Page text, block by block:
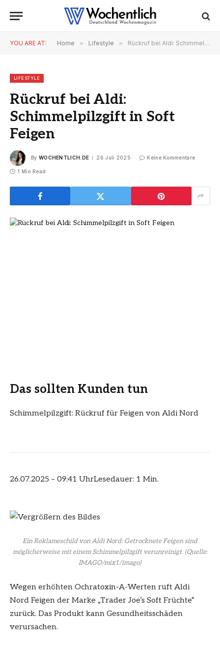
YOU ARE AT: Home » Lifestyle » Rückruf bei Aldi: Schimmelpilzgift in Soft Feigen
LIFESTYLE
Rückruf bei Aldi:
Schimmelpilzgift in Soft
Feigen
By WOCHENTLICH.DE 26 Juli 2025 Keine Kommentare
1 Min Read
Das sollten Kunden tun
Schimmelpilzgift: Rückruf für Feigen von Aldi Nord
26.07.2025 – 09:41 UhrLesedauer: 1 Min.
Ein Reklameschild von Aldi Nord: Getrocknete Feigen sind
möglicherweise mit einem Schimmelpilzgift verunreinigt.(Quelle:
IMAGO/mix1/imago)
Wegen erhöhten Ochratoxin-A-Werten ruft Aldi
Nord Feigen der Marke „Trader Joe’s Soft Früchte“
zurück. Das Produkt kann Gesundheitsschäden
verursachen.